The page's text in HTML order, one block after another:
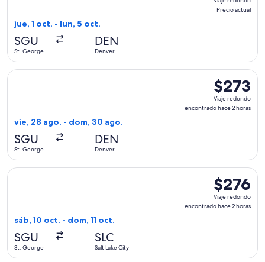
redondo,
Precio actual
jue, 1 oct. - lun, 5 oct.
SGU
St. George
DEN
Denver
$273
Viaje
redondo,
horas
$273
Viaje redondo
encontrado hace 2 horas
vie, 28 ago. - dom, 30 ago.
SGU
St. George
DEN
Denver
Seleccionar vuelo de United, con salida el vie, 28 ago.
$276
Viaje
redondo,
horas
$276
Viaje redondo
encontrado hace 2 horas
sáb, 10 oct. - dom, 11 oct.
SGU
St. George
SLC
Salt Lake City
Seleccionar vuelo de Delta, con salida el sáb, 10 oct. desde